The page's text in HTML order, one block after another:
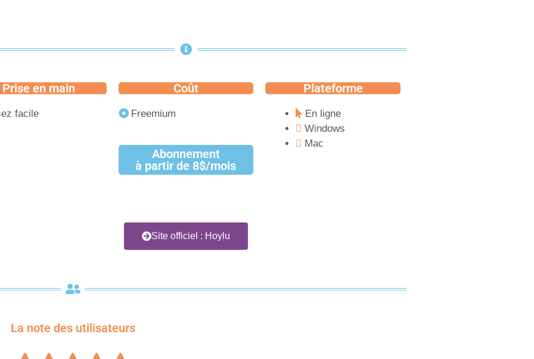
Prise en main
facile
Coût
Freemium
Abonnement
à partir de 8$/mois
Plateforme
En ligne
Windows
Mac
Site officiel : Hoylu
La note des utilisateurs